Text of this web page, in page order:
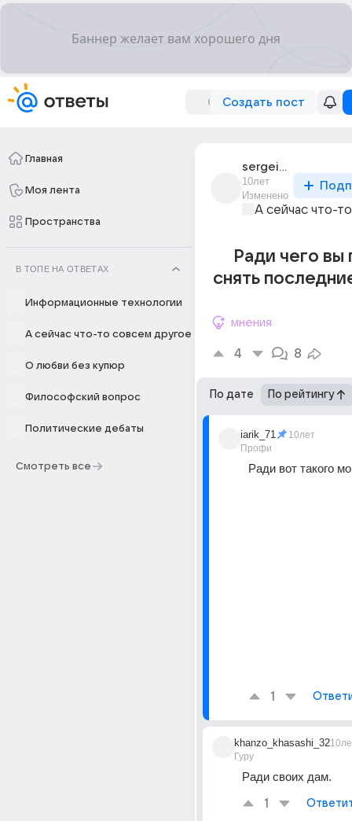
Создать пост
Главная
Моя лента
Пространства
В ТОПЕ НА ОТВЕТАХ
Информационные технологии
А сейчас что-то совсем другое
О любви без купюр
Философский вопрос
Политические дебаты
Смотреть все
sergei_kireev_157
10лет
Изменено
А сейчас что-
Ради чего вы
снять
мнения
4 8
По дате По рейтингу
iarik_71
Профи
10лет
Ради вот такого
1
khanzo_khasashi_32
Гуру
Ради своих дам.
1